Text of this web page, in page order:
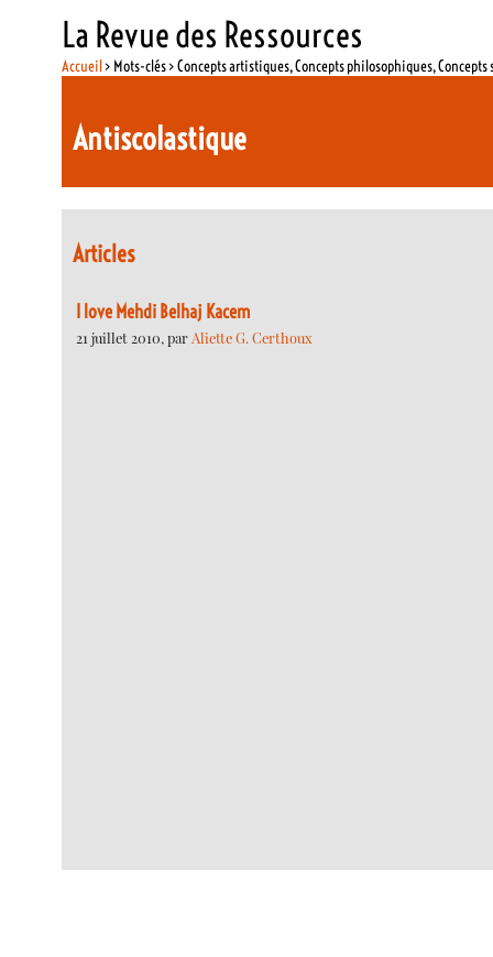
La Revue des Ressources
Accueil> Mots-clés > Concepts artistiques, Concepts philosophiques,
Antiscolastique
Articles
I love Mehdi Belhaj Kacem
21 juillet 2010, parAliette G. Certhoux